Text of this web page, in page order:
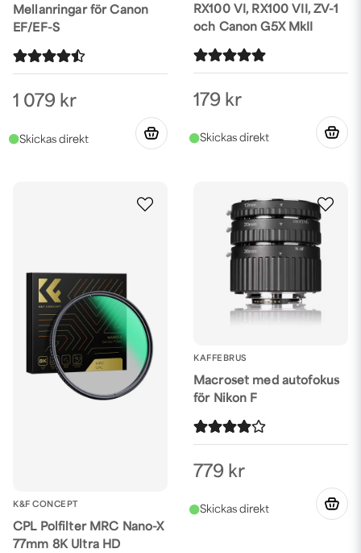
Mellanringar för Canon
EF/EF-S
1 079 kr
RX100 VI, RX100 VII, ZV-1
och Canon G5X MkII
179 kr
K&F CONCEPT
CPL Polfilter MRC Nano-X
77mm 8K Ultra HD
KAFFEBRUS
Macroset med autofokus
för Nikon F
779 kr